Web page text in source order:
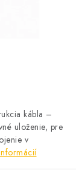
kábla –
uloženie, pre
v